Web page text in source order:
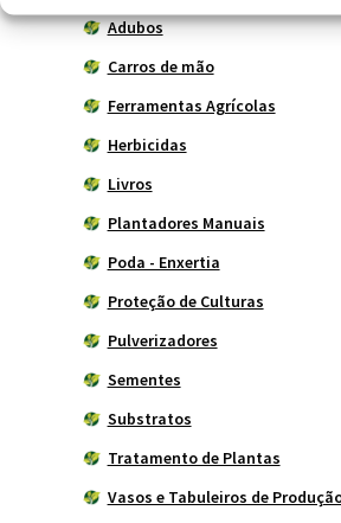
Adubos
Carros de mão
Ferramentas Agrícolas
Herbicidas
Livros
Plantadores Manuais
Poda - Enxertia
Proteção de Culturas
Pulverizadores
Sementes
Substratos
Tratamento de Plantas
Vasos e Tabuleiros de